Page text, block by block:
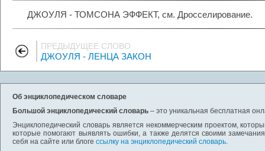
ДЖОУЛЯ - ТОМСОНА ЭФФЕКТ, см. Дросселирование.
ПРЕДЫДУЩЕЕ СЛОВО
ДЖОУЛЯ - ЛЕНЦА ЗАКОН
Об энциклопедическом словаре
Большой энциклопедический словарь – это уникальная бесплатная
Энциклопедический словарь является некоммерческим проектом,
которые помогают выявлять ошибки, а также делятся своими
себя на сайте или блоге ссылку на энциклопедический словарь.